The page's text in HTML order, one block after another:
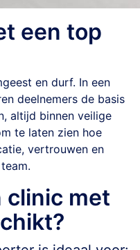
een top
en durf. In een
deelnemers de basis
altijd binnen veilige
te laten zien hoe
vertrouwen en
clinic met